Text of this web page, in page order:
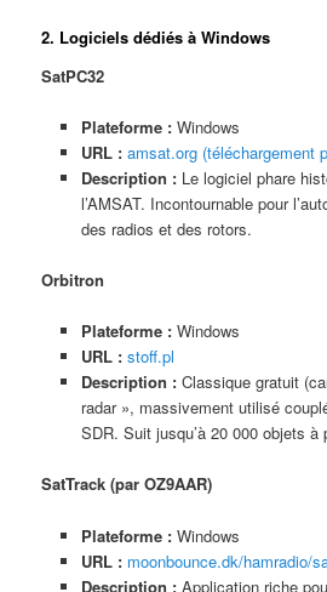
2. Logiciels dédiés à Windows
SatPC32
Plateforme : Windows
URL : amsat.org (téléchargement
Description : Le logiciel phare
l’AMSAT. Incontournable pour
des radios et des rotors.
Orbitron
Plateforme : Windows
URL : stoff.pl
Description : Classique gratuit
radar », massivement utilisé
SDR. Suit jusqu’à 20 000 objets à
SatTrack (par OZ9AAR)
Plateforme : Windows
URL : moonbounce.dk/hamradio/
Description : Application riche